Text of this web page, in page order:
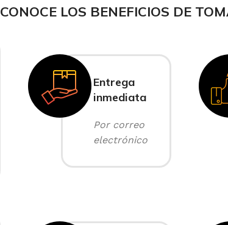
CONOCE LOS BENEFICIOS DE
Entrega
inmediata
Por correo
electrónico